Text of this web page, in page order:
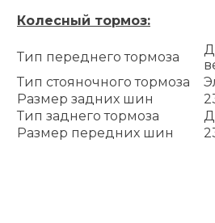
Колесный тормоз:
Тип переднего тормоза
Тип стояночного тормоза
Размер задних шин
Тип заднего тормоза
Размер передних шин